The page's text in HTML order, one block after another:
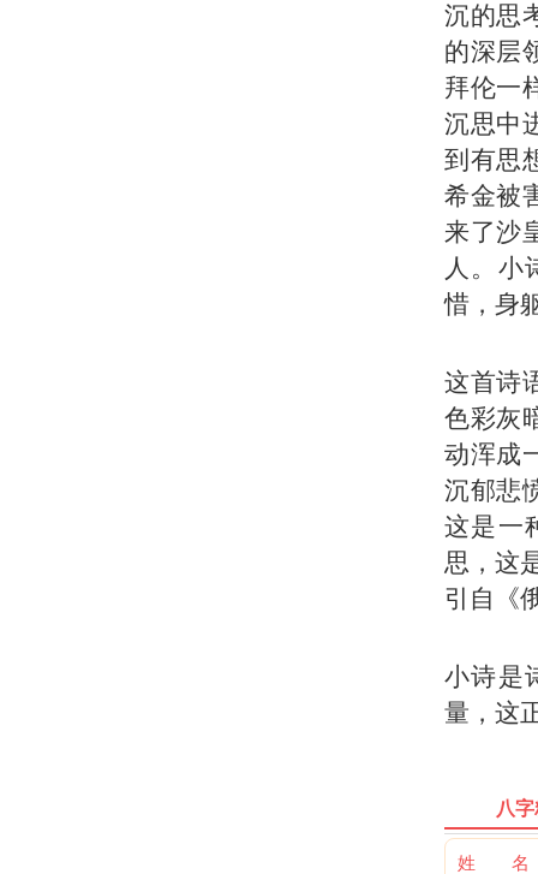
沉的思
的深层
拜伦一
沉思中
到有思
希金被
来了沙
人。小
惜，身
这首诗
色彩灰
动浑成
沉郁悲
这是一
思，这
引自《
小诗是
量，这
八
姓 名